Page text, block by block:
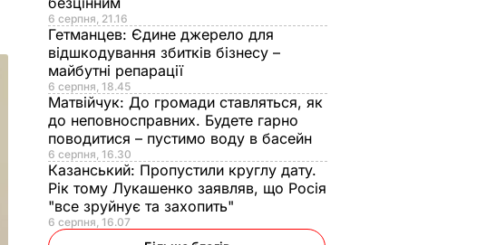
6 серпня, 21.16
Гетманцев: Єдине джерело для
відшкодування збитків бізнесу –
майбутні репарації
6 серпня, 18.45
Матвійчук: До громади ставляться, як
до неповносправних. Будете гарно
поводитися – пустимо воду в басейн
6 серпня, 16.30
Казанський: Пропустили круглу дату.
Рік тому Лукашенко заявляв, що Росія
"все зруйнує та захопить"
6 серпня, 16.07